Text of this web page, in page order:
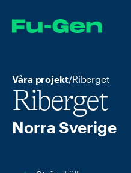
Våra projekt/Riberget
Riberget
Norra Sverige